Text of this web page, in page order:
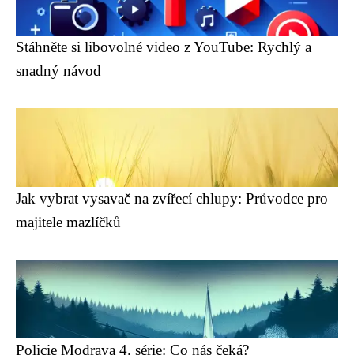
Stáhněte si libovolné video z YouTube: Rychlý a
snadný návod
Jak vybrat vysavač na zvířecí chlupy: Průvodce pro
majitele mazlíčků
Policie Modrava 4. série: Co nás čeká?